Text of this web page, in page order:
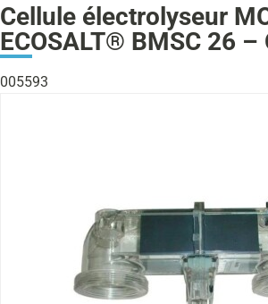
Cellule électrolyseur
ECOSALT® BMSC 26 –
005593